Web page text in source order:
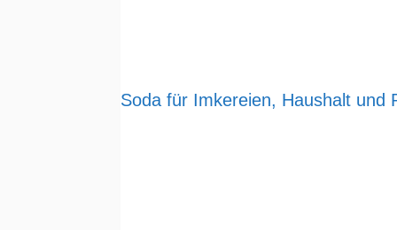
Soda für Imkereien, Haushalt und